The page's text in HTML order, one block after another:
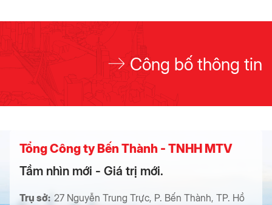
Công bố thông tin
Tổng Công ty Bến Thành - TNHH MTV
Tầm nhìn mới - Giá trị mới.
Trụ sở: 27 Nguyễn Trung Trực, P. Bến Thành, TP. Hồ